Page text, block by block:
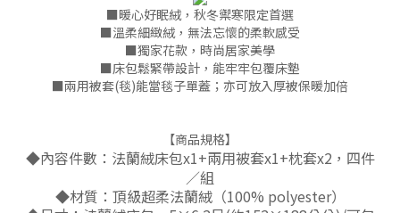
■暖心好眠絨，秋冬禦寒限定首選
■溫柔細緻絨，無法忘懷的柔軟感受
■獨家花款，時尚居家美學
■床包鬆緊帶設計，能牢牢包覆床墊
■兩用被套(毯)能當毯子單蓋；亦可放入厚被保暖加倍
【商品規格】
◆內容件數：法蘭絨床包x1+兩用被套x1+枕套x2，四件
／組
◆材質：頂級超柔法蘭絨（100% polyester）